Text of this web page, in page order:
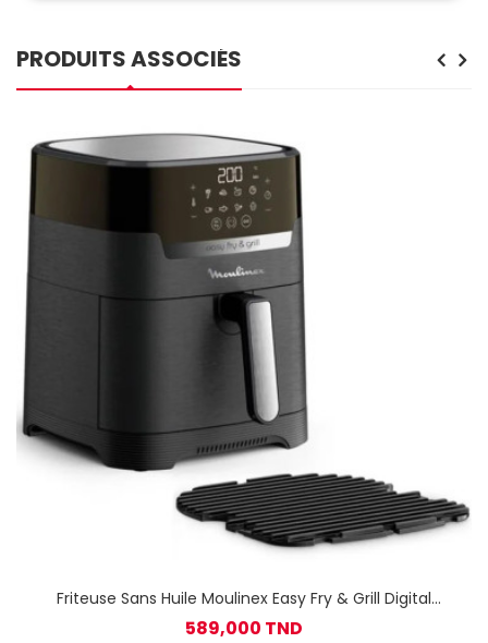
PRODUITS ASSOCIÉS
Friteuse Sans Huile Moulinex Easy Fry & Grill Digital
EZ505810 1400 W - Noir
589,000 TND